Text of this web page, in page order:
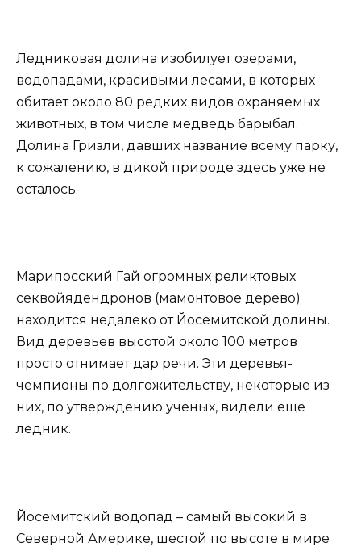
Ледниковая долина изобилует озерами,
водопадами, красивыми лесами, в которых
обитает около 80 редких видов охраняемых
животных, в том числе медведь барыбал.
Долина Гризли, давших название всему парку,
к сожалению, в дикой природе здесь уже не
осталось.
Марипосский Гай огромных реликтовых
секвойядендронов (мамонтовое дерево)
находится недалеко от Йосемитской долины.
Вид деревьев высотой около 100 метров
просто отнимает дар речи. Эти деревья-
чемпионы по долгожительству, некоторые из
них, по утверждению ученых, видели еще
ледник.
Йосемитский водопад – самый высокий в
Северной Америке, шестой по высоте в мире